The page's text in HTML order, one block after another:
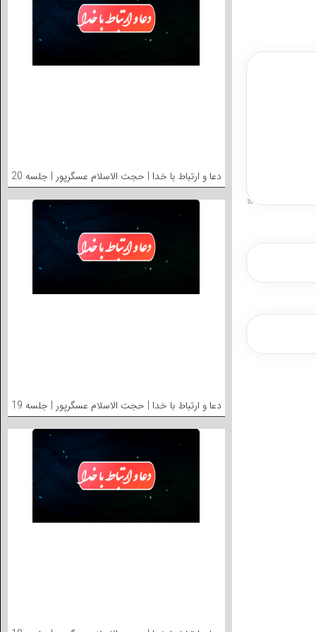
دعا و ارتباط با خدا | حجت الاسلام عسگرپور | جلسه 20
دعا و ارتباط با خدا | حجت الاسلام عسگرپور | جلسه 19